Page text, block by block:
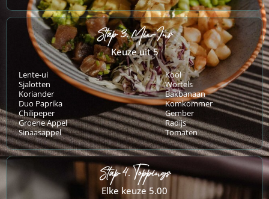
Stap 3. Mix-Ins
Keuze uit 5
Lente-ui
Sjalotten
Koriander
Duo Paprika
Chilipeper
Groene Appel
Sinaasappel
Kool
Wortels
Bakbanaan
Komkommer
Gember
Radijs
Tomaten
Stap 4. Toppings
Elke keuze 5.00